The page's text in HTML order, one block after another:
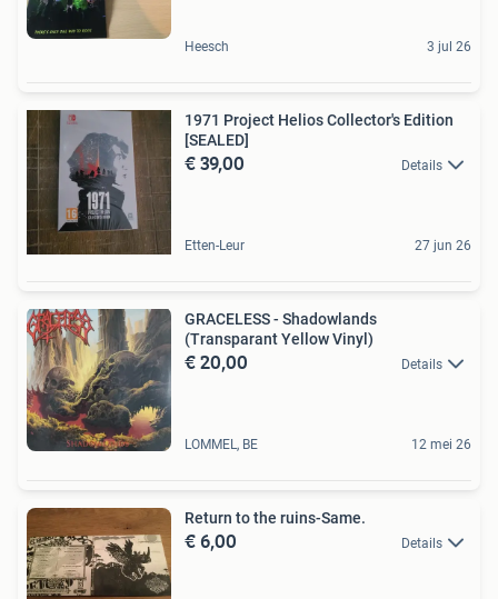
Heesch 3 jul 26
1971 Project Helios Collector's Edition
[SEALED]
€ 39,00 Details
Etten-Leur 27 jun 26
GRACELESS - Shadowlands
(Transparant Yellow Vinyl)
€ 20,00 Details
LOMMEL, BE 12 mei 26
Return to the ruins-Same.
€ 6,00 Details